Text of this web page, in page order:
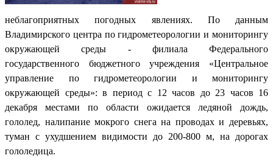
неблагоприятных погодных явлениях. По данным
Владимирского центра по гидрометеорологии и мониторингу
окружающей среды - филиала Федерального
государственного бюджетного учреждения «Центральное
управление по гидрометеорологии и мониторингу
окружающей среды»: в период с 12 часов до 23 часов 16
декабря местами по области ожидается ледяной дождь,
гололед, налипание мокрого снега на проводах и деревьях,
туман с ухудшением видимости до 200-800 м, на дорогах
гололедица.